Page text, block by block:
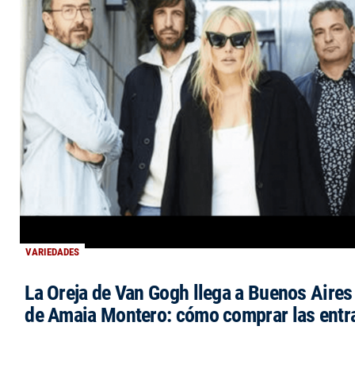
VARIEDADES
La Oreja de Van Gogh llega a Buenos
de Amaia Montero: cómo comprar las